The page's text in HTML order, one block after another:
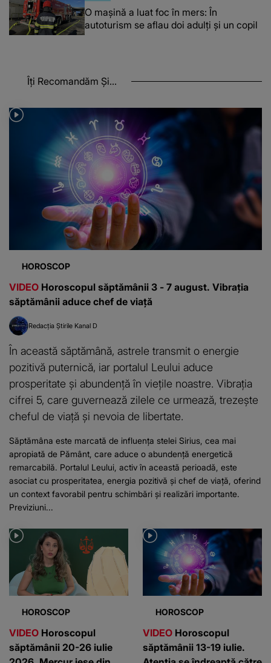
O maşină a luat foc în mers: În
autoturism se aflau doi adulți și un copil
Îți Recomandăm Și...
HOROSCOP
VIDEO Horoscopul săptămânii 3 - 7 august. Vibrația
săptămânii aduce chef de viață
Redacția Știrile Kanal D
În această săptămână, astrele transmit o energie
pozitivă puternică, iar portalul Leului aduce
prosperitate și abundență în viețile noastre. Vibrația
cifrei 5, care guvernează zilele ce urmează, trezește
cheful de viață și nevoia de libertate.
Săptămâna este marcată de influența stelei Sirius, cea mai
apropiată de Pământ, care aduce o abundență energetică
remarcabilă. Portalul Leului, activ în această perioadă, este
asociat cu prosperitatea, energia pozitivă și chef de viață, oferind
un context favorabil pentru schimbări și realizări importante.
Previziuni...
HOROSCOP
VIDEO Horoscopul
săptămânii 20-26 iulie
HOROSCOP
VIDEO Horoscopul
săptămânii 13-19 iulie.